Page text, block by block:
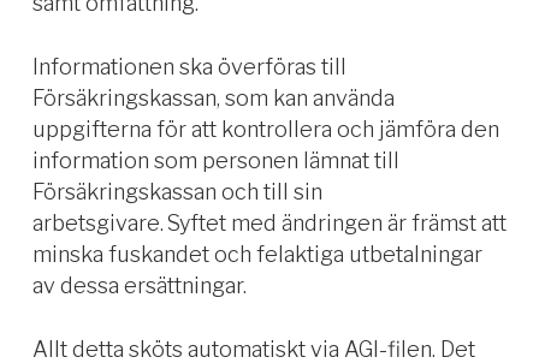
Informationen ska överföras till
Försäkringskassan, som kan använda
uppgifterna för att kontrollera och jämföra den
information som personen lämnat till
Försäkringskassan och till sin
arbetsgivare. Syftet med ändringen är främst att
minska fuskandet och felaktiga utbetalningar
av dessa ersättningar.
Allt detta sköts automatiskt via AGI-filen. Det